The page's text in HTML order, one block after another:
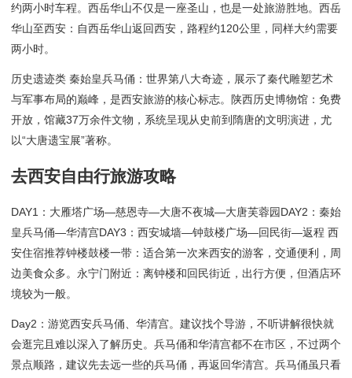
约两小时车程。西岳华山不仅是一座圣山，也是一处旅游胜地。西岳
华山至西安：自西岳华山返回西安，路程约120公里，同样大约需要
两小时。
历史遗迹类 秦始皇兵马俑：世界第八大奇迹，展示了秦代雕塑艺术
与军事布局的巅峰，是西安旅游的核心标志。陕西历史博物馆：免费
开放，馆藏37万余件文物，系统呈现从史前到隋唐的文明演进，尤
以“大唐遗宝展”著称。
去西安自由行旅游攻略
DAY1：大雁塔广场—慈恩寺—大唐不夜城—大唐芙蓉园DAY2：秦始
皇兵马俑—华清宫DAY3：西安城墙—钟鼓楼广场—回民街—返程 西
安住宿推荐钟楼鼓楼一带：适合第一次来西安的游客，交通便利，周
边美食众多。永宁门附近：离钟楼和回民街近，出行方便，但酒店环
境较为一般。
Day2：游览西安兵马俑、华清宫。建议找个导游，不听讲解很快就
会逛完且难以深入了解历史。兵马俑和华清宫都不在市区，不过两个
景点顺路，建议先去远一些的兵马俑，再返回华清宫。兵马俑虽只看